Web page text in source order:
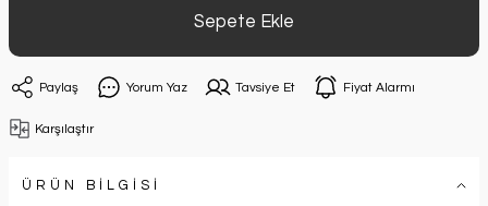
Sepete Ekle
Paylaş Yorum Yaz Tavsiye Et Fiyat Alarmı
Karşılaştır
ÜRÜN BİLGİSİ